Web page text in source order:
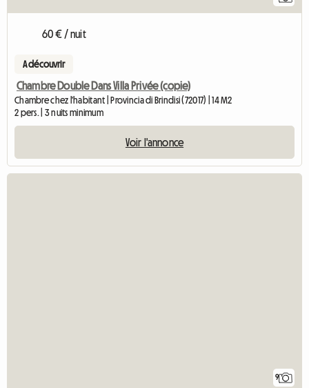
60 € / nuit
A découvrir
Chambre Double Dans Villa Privée (copie)
Chambre chez l'habitant | Provincia di Brindisi (72017) | 14 M2
2 pers. | 3 nuits minimum
Voir l'annonce
9